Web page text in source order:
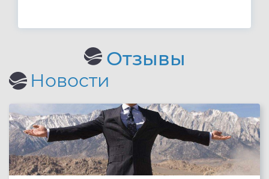
Отзывы
Новости